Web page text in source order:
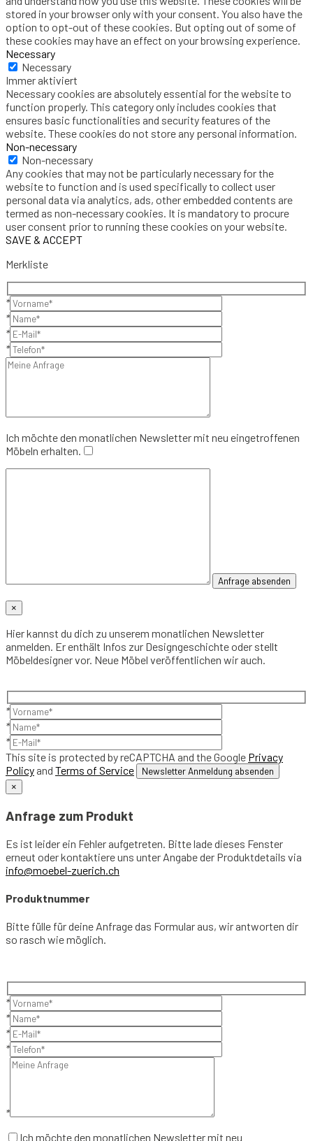
stored in your browser only with your consent. You also have the
option to opt-out of these cookies. But opting out of some of
these cookies may have an effect on your browsing experience.
Necessary
Necessary
Immer aktiviert
Necessary cookies are absolutely essential for the website to
function properly. This category only includes cookies that
ensures basic functionalities and security features of the
website. These cookies do not store any personal information.
Non-necessary
Non-necessary
Any cookies that may not be particularly necessary for the
website to function and is used specifically to collect user
personal data via analytics, ads, other embedded contents are
termed as non-necessary cookies. It is mandatory to procure
user consent prior to running these cookies on your website.
SAVE & ACCEPT
Merkliste
*
*
*
*
Ich möchte den monatlichen Newsletter mit neu eingetroffenen
Möbeln erhalten.
×
Hier kannst du dich zu unserem monatlichen Newsletter
anmelden. Er enthält Infos zur Designgeschichte oder stellt
Möbeldesigner vor. Neue Möbel veröffentlichen wir auch.
*
*
*
This site is protected by reCAPTCHA and the Google Privacy
Policy and Terms of Service
×
Anfrage zum Produkt
Es ist leider ein Fehler aufgetreten. Bitte lade dieses Fenster
erneut oder kontaktiere uns unter Angabe der Produktdetails via
info@moebel-zuerich.ch
Produktnummer
Bitte fülle für deine Anfrage das Formular aus, wir antworten dir
so rasch wie möglich.
*
*
*
*
*
Ich möchte den monatlichen Newsletter mit neu